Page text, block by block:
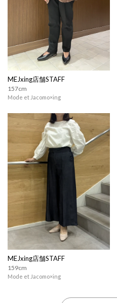
MEJxing店舗STAFF
157cm
Mode et Jacomo×ing
MEJxing店舗STAFF
159cm
Mode et Jacomo×ing